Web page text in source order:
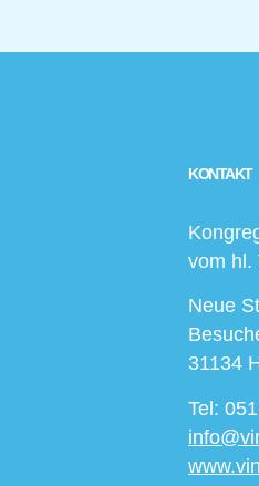
KONTAKT
vom hl.
Neue
31134
Tel: